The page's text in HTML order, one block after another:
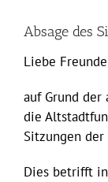
Absage des
Liebe
auf Grund
die
Sitzungen der
Dies betrifft